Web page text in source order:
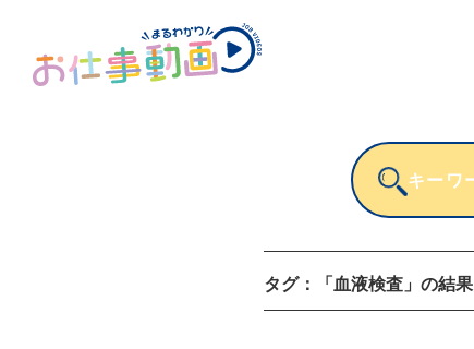
タグ： 「血液検査」 の結果